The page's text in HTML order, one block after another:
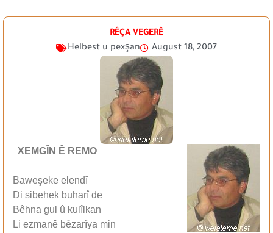
RÊÇA VEGERÊ
Helbest u pexşan
August 18, 2007
XEMGÎN Ê REMO
Baweşeke elendî
Di sibehek buharî de
Bêhna gul û kulîlkan
Li ezmanê bêzarîya min